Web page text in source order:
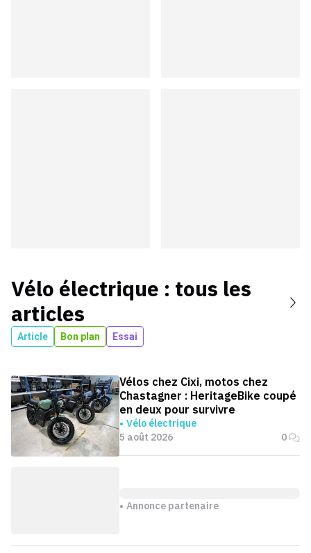
Vélo électrique : tous les
articles
Article Bon plan Essai
Vélos chez Cixi, motos chez
Chastagner : HeritageBike coupé
en deux pour survivre
Vélo électrique
5 août 2026
0
Annonce partenaire